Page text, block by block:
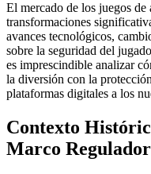
El mercado de los juegos de
transformaciones
avances tecnológicos,
sobre la seguridad del
es imprescindible analizar
la diversión con la
plataformas digitales a los
Contexto
Marco Regulador